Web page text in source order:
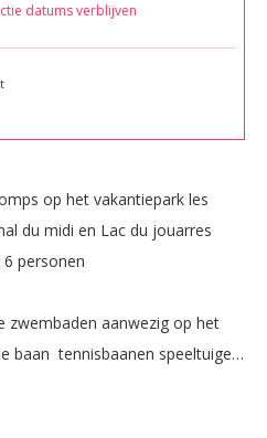
op het vakantiepark les
du midi en Lac du jouarres
personen
zwembaden aanwezig op het
baan  tennisbaanen speeltuigen
datums verblijven